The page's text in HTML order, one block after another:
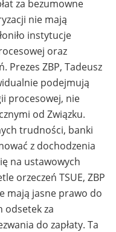
za bezumowne
nie mają
instytucje
oraz
Prezes ZBP, Tadeusz
podejmują
procesowej, nie
od Związku.
trudności, banki
z dochodzenia
na ustawowych
orzeczeń TSUE, ZBP
mają jasne prawo do
odsetek za
do zapłaty. Ta